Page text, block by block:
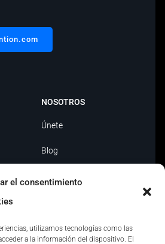
el consentimiento
utilizamos tecnologías como las
a la información del dispositivo. El
NOSOTROS
Únete
Blog